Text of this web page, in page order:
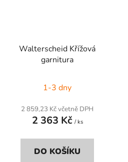
Walterscheid Křížová
garnitura
1-3 dny
2 859,23 Kč včetně DPH
2 363 Kč / ks
DO KOŠÍKU